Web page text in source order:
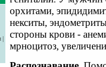
|
орхитами,
некситы,
стороны крови -
мрноцитоз,